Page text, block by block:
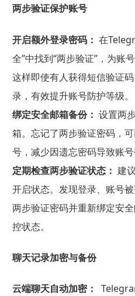
两步验证保护账号
开启额外登录密码： 在
全”中找到“两步验证”，为账
这样即使有人获得短信验证
录，有效提升账号防护等级。
绑定安全邮箱备份： 设置两
箱。忘记了两步验证密码，
号，减少因遗忘密码导致账号
定期检查两步验证状态： 建
开启状态。发现登录、账号
两步验证密码并重新绑定安
控状态。
聊天记录加密与备份
云端聊天自动加密：